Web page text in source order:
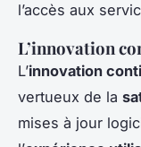
l’accès aux
L’innovation
L’innovation
vertueux de la
mises à jour